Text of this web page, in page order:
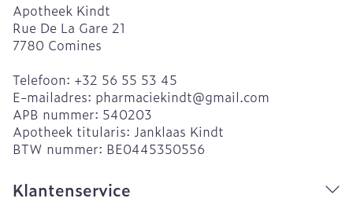
Apotheek Kindt
Rue De La Gare 21
7780 Comines
Telefoon: +32 56 55 53 45
E-mailadres: pharmaciekindt@gmail.com
APB nummer: 540203
Apotheek titularis: Janklaas Kindt
BTW nummer: BE0445350556
Klantenservice